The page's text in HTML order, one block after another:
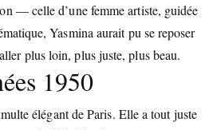
— celle d’une femme artiste, guidée
Yasmina aurait pu se reposer
plus loin, plus juste, plus beau.
1950
élégant de Paris. Elle a tout juste